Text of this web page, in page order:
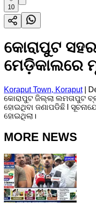
10
କୋରାପୁଟ
ମେଡ଼ିକାଲରେ
Koraput Town, Koraput|
କୋରାପୁଟ ଜିଲ୍ଲା ଲମତାପୁଟ
ହୋଇଥିବା ଜଣାପଡିଛି l
ହୋଇଥିଲା।
MORE NEWS